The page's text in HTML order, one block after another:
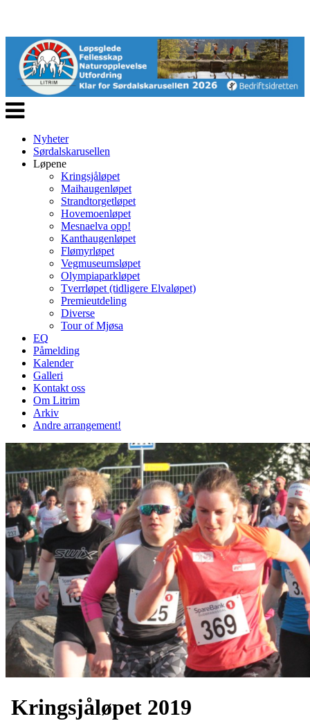
Veksle
navigasjon
Nyheter
Sørdalskarusellen
Løpene
Kringsjåløpet
Maihaugenløpet
Strandtorgetløpet
Hovemoenløpet
Mesnaelva opp!
Kanthaugenløpet
Flømyrløpet
Vegmuseumsløpet
Olympiaparkløpet
Tverrløpet (tidligere Elvaløpet)
Premieutdeling
Diverse
Tour of Mjøsa
EQ
Påmelding
Kalender
Galleri
Kontakt oss
Om Litrim
Arkiv
Andre arrangement!
Kringsjåløpet 2019